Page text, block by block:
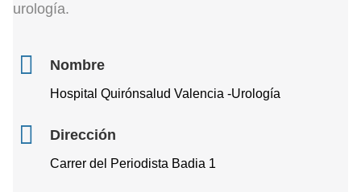
urología.
Nombre
Hospital Quirónsalud Valencia -Urología
Dirección
Carrer del Periodista Badia 1